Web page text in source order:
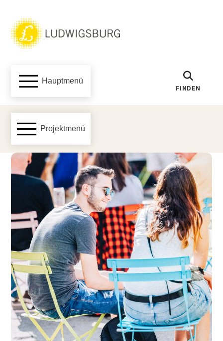
Hauptmenü
FINDEN
Projektmenü